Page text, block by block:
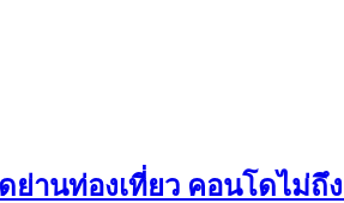
ย่านท่องเที่ยว คอนโดไม่